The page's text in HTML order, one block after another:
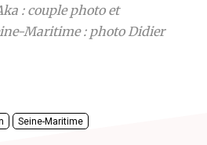
: couple photo et
Maritime : photo Didier
Seine-Maritime